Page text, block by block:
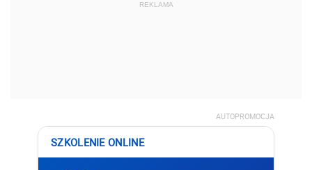
REKLAMA
AUTOPROMOCJA
SZKOLENIE ONLINE